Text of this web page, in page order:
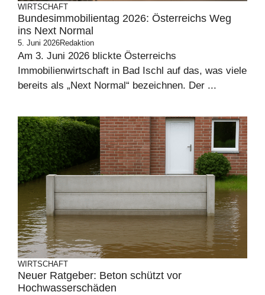
WIRTSCHAFT
Bundesimmobilientag 2026: Österreichs Weg
ins Next Normal
5. Juni 2026Redaktion
Am 3. Juni 2026 blickte Österreichs
Immobilienwirtschaft in Bad Ischl auf das, was viele
bereits als „Next Normal“ bezeichnen. Der ...
WIRTSCHAFT
Neuer Ratgeber: Beton schützt vor
Hochwasserschäden